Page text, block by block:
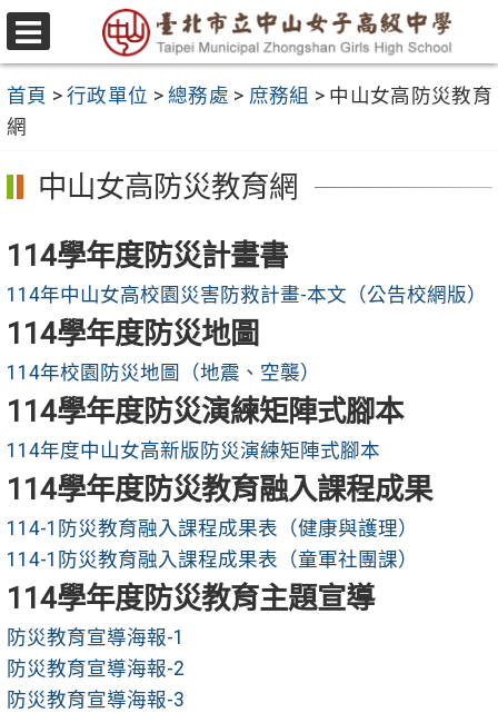
跳
至
要
內
容
區
選
單
首頁 > 行政單位 > 總務處 > 庶務組 > 中山女高防災教育
網
中山女高防災教育網
114學年度防災計畫書
114年中山女高校園災害防救計畫-本文（公告校網版）
114學年度防災地圖
114年校園防災地圖（地震、空襲）
114學年度防災演練矩陣式腳本
114年度中山女高新版防災演練矩陣式腳本
114學年度防災教育融入課程成果
114-1防災教育融入課程成果表（健康與護理）
114-1防災教育融入課程成果表（童軍社團課）
114學年度防災教育主題宣導
防災教育宣導海報-1
防災教育宣導海報-2
防災教育宣導海報-3